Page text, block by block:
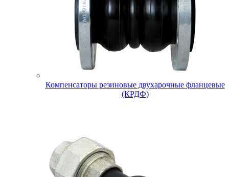
Компенсаторы резиновые двухарочные фланцевые
(КРДФ)